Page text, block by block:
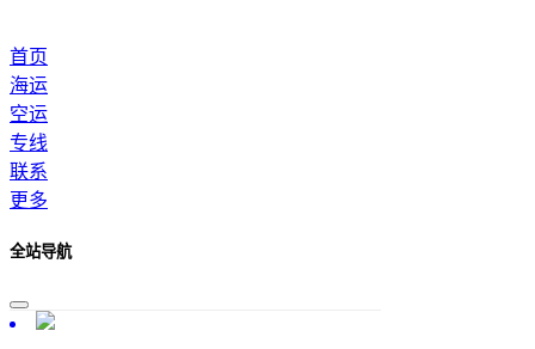
首页
海运
空运
专线
联系
更多
全站导航